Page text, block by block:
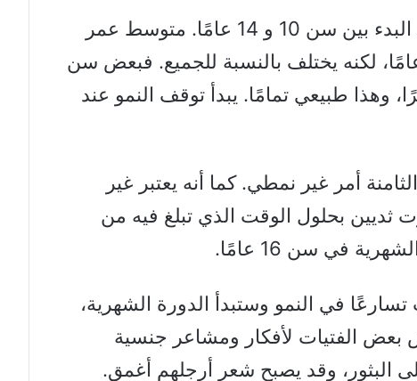
عند الفتيات، يميل سن البلوغ إلى البدء بين سن 10 و 14 عامًا. متوسط ​​عمر
لبدء البلوغ هو حوالي 11 عامًا، لكنه يختلف بالنسبة للجميع. فبعض سن
وهذا طبيعي تمامًا. يبدأ توقف النمو عند
أمر غير نمطي. كما أنه يعتبر غير
ثديين بحلول الوقت الذي تبلغ فيه من
في النمو وستبدأ الدورة الشهرية،
الفتيات لأفكار ومشاعر جنسية
البثور، وقد يصبح شعر أرجلهم أغمق.